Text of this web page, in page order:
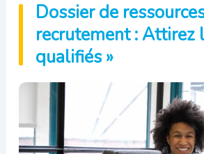
Dossier de
recrutement : Attirez
qualifiés »